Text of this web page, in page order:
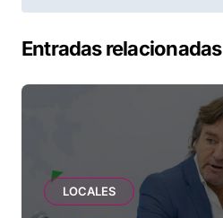
Entradas relacionadas
LOCALES